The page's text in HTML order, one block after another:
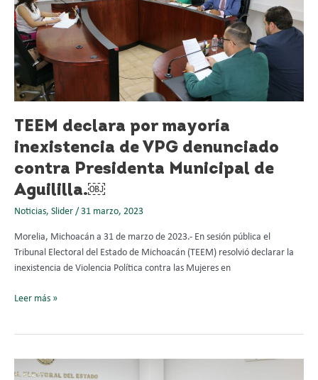
TEEM declara por mayoría
inexistencia de VPG denunciado
contra Presidenta Municipal de
Aguililla.￼
Noticias, Slider / 31 marzo, 2023
Morelia, Michoacán a 31 de marzo de 2023.- En sesión pública el
Tribunal Electoral del Estado de Michoacán (TEEM) resolvió declarar la
inexistencia de Violencia Política contra las Mujeres en
VPG
denunciado
contra
Presidenta
Municipal
de
Aguililla.
￼
Leer más »
Resuelve